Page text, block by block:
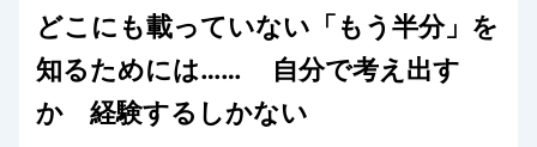
どこにも載っていない「もう半分」を
知るためには…… 自分で考え出す
か 経験するしかない